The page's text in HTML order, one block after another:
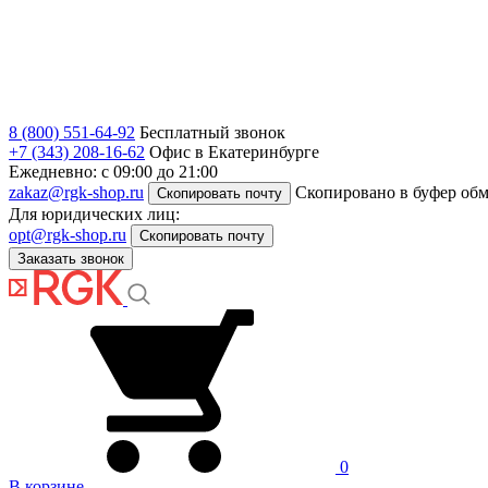
8 (800) 551-64-92 Бесплатный звонок
+7 (343) 208-16-62 Офис в Екатеринбурге
Ежедневно: с 09:00 до 21:00
zakaz@rgk-shop.ru
Скопировать почту
Скопировано в буфер
Для юридических лиц:
opt@rgk-shop.ru
Скопировать почту
Заказать звонок
0